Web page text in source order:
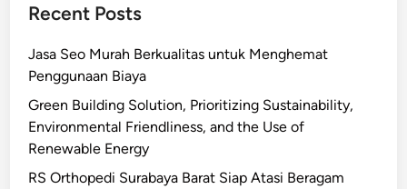
Recent Posts
Jasa Seo Murah Berkualitas untuk Menghemat
Penggunaan Biaya
Green Building Solution, Prioritizing Sustainability,
Environmental Friendliness, and the Use of
Renewable Energy
RS Orthopedi Surabaya Barat Siap Atasi Beragam